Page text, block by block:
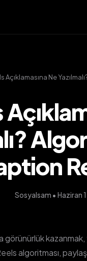
Açıklamasına Ne
Sosyalsam • Haziran
kazanmak,
algoritması,